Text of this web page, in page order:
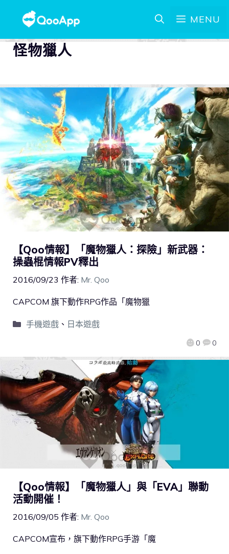
MENU
怪物獵人
【Qoo情報】「魔物獵人：探險」新武器：
操蟲棍情報PV釋出
2016/09/23 作者: Mr. Qoo
0 0
CAPCOM 旗下動作RPG作品「魔物獵
手機遊戲、 日本遊戲
【Qoo情報】「魔物獵人」與「EVA」聯動
活動開催！
2016/09/05 作者: Mr. Qoo
CAPCOM宣布，旗下動作RPG手游「魔